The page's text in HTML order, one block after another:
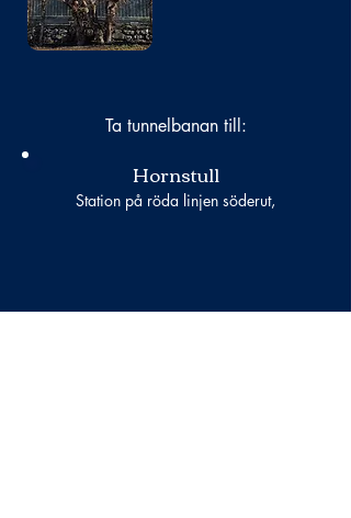
Ta tunnelbanan till:
Hornstull
Station på röda linjen söderut,